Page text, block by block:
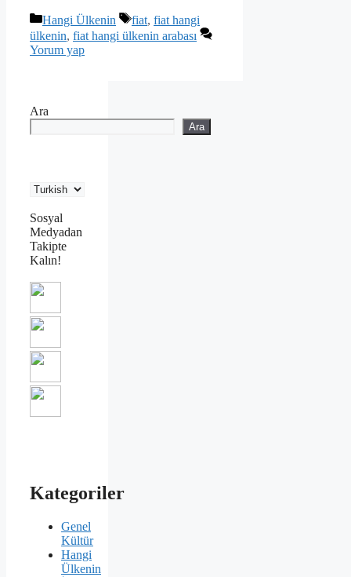
Kategoriler
Hangi Ülkenin Etiketler
fiat, fiat hangi
ülkenin, fiat hangi ülkenin arabası
Yorum yap
Ara
Ara
Sosyal
Medyadan
Takipte
Kalın!
Kategoriler
Genel
Kültür
Hangi
Ülkenin